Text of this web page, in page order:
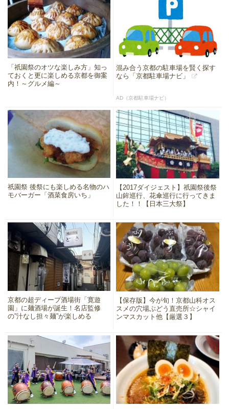
「祇園祭のオツな楽しみ方」知っ
ておくと更に楽しめる京都を御案
内！～グルメ編～
混み合う京都の駐車場を賢く探す
なら「京都駐車場ナビ」
AD（京都駐車場ナビ）
祇園祭 後祭にも楽しめる名物のハ
モバーガー「酒菜食房いち」
【2017ダイジェスト】祇園祭後祭
山鉾巡行、花傘巡行に行ってきま
した！！【日本三大祭】
京都の超ディープ酒場街「寛遊
園」に麺酒場が誕生！名店監修
の”汁なし担々麺”が楽しめる
【保存版】今が旬！京都山科オス
スメの穴場ぶどう直売所☆シャイ
ンマスカット他【厳選３】